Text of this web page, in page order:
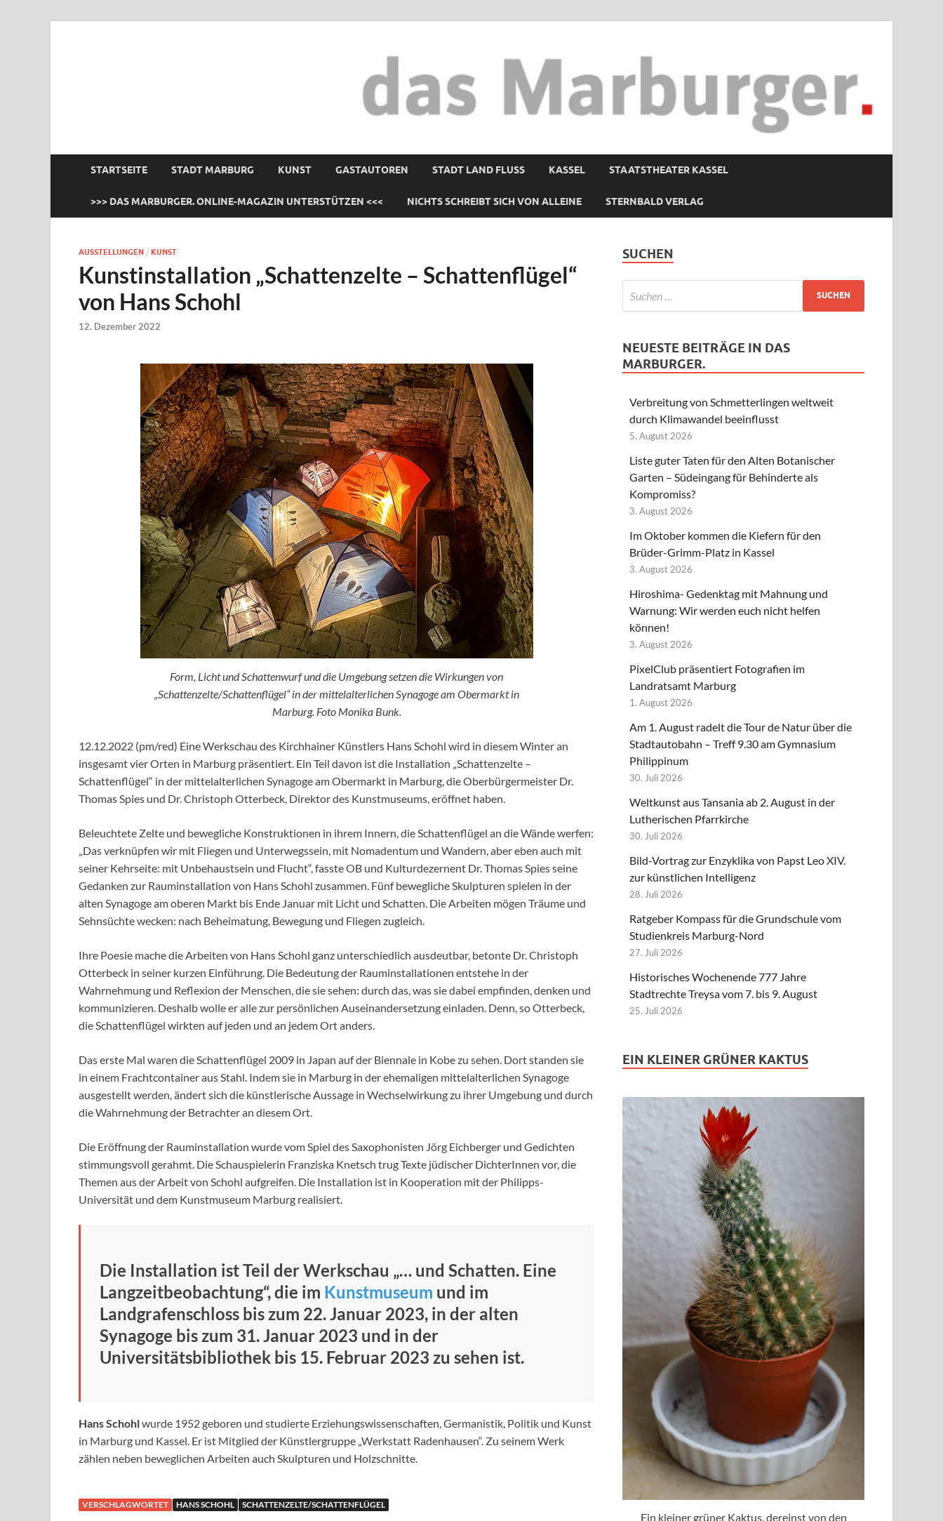
STARTSEITE STADT MARBURG KUNST GASTAUTOREN STADT LAND FLUSS KASSEL STAATSTHEATER KASSEL
>>> DAS MARBURGER. ONLINE-MAGAZIN UNTERSTÜTZEN <<< NICHTS SCHREIBT SICH VON ALLEINE STERNBALD VERLAG
AUSSTELLUNGEN / KUNST
Kunstinstallation „Schattenzelte – Schattenflügel“
von Hans Schohl
12. Dezember 2022
Form, Licht und Schattenwurf und die Umgebung setzen die Wirkungen von
„Schattenzelte/Schattenflügel“ in der mittelalterlichen Synagoge am Obermarkt in
Marburg. Foto Monika Bunk.
12.12.2022 (pm/red) Eine Werkschau des Kirchhainer Künstlers Hans Schohl wird in diesem Winter an
insgesamt vier Orten in Marburg präsentiert. Ein Teil davon ist die Installation „Schattenzelte –
Schattenflügel“ in der mittelalterlichen Synagoge am Obermarkt in Marburg, die Oberbürgermeister Dr.
Thomas Spies und Dr. Christoph Otterbeck, Direktor des Kunstmuseums, eröffnet haben.
Beleuchtete Zelte und bewegliche Konstruktionen in ihrem Innern, die Schattenflügel an die Wände werfen:
„Das verknüpfen wir mit Fliegen und Unterwegssein, mit Nomadentum und Wandern, aber eben auch mit
seiner Kehrseite: mit Unbehaustsein und Flucht“, fasste OB und Kulturdezernent Dr. Thomas Spies seine
Gedanken zur Rauminstallation von Hans Schohl zusammen. Fünf bewegliche Skulpturen spielen in der
alten Synagoge am oberen Markt bis Ende Januar mit Licht und Schatten. Die Arbeiten mögen Träume und
Sehnsüchte wecken: nach Beheimatung, Bewegung und Fliegen zugleich.
Ihre Poesie mache die Arbeiten von Hans Schohl ganz unterschiedlich ausdeutbar, betonte Dr. Christoph
Otterbeck in seiner kurzen Einführung. Die Bedeutung der Rauminstallationen entstehe in der
Wahrnehmung und Reflexion der Menschen, die sie sehen: durch das, was sie dabei empfinden, denken und
kommunizieren. Deshalb wolle er alle zur persönlichen Auseinandersetzung einladen. Denn, so Otterbeck,
die Schattenflügel wirkten auf jeden und an jedem Ort anders.
Das erste Mal waren die Schattenflügel 2009 in Japan auf der Biennale in Kobe zu sehen. Dort standen sie
in einem Frachtcontainer aus Stahl. Indem sie in Marburg in der ehemaligen mittelalterlichen Synagoge
ausgestellt werden, ändert sich die künstlerische Aussage in Wechselwirkung zu ihrer Umgebung und durch
die Wahrnehmung der Betrachter an diesem Ort.
Die Eröffnung der Rauminstallation wurde vom Spiel des Saxophonisten Jörg Eichberger und Gedichten
stimmungsvoll gerahmt. Die Schauspielerin Franziska Knetsch trug Texte jüdischer DichterInnen vor, die
Themen aus der Arbeit von Schohl aufgreifen. Die Installation ist in Kooperation mit der Philipps-
Universität und dem Kunstmuseum Marburg realisiert.
Die Installation ist Teil der Werkschau „… und Schatten. Eine
Langzeitbeobachtung“, die im Kunstmuseum und im
Landgrafenschloss bis zum 22. Januar 2023, in der alten
Synagoge bis zum 31. Januar 2023 und in der
Universitätsbibliothek bis 15. Februar 2023 zu sehen ist.
Hans Schohlwurde 1952 geboren und studierte Erziehungswissenschaften, Germanistik, Politik und Kunst
in Marburg und Kassel. Er ist Mitglied der Künstlergruppe „Werkstatt Radenhausen“. Zu seinem Werk
zählen neben beweglichen Arbeiten auch Skulpturen und Holzschnitte.
VERSCHLAGWORTET HANS SCHOHL SCHATTENZELTE/SCHATTENFLÜGEL
SUCHEN
NEUESTE BEITRÄGE IN DAS
MARBURGER.
Verbreitung von Schmetterlingen weltweit
durch Klimawandel beeinflusst
5. August 2026
Liste guter Taten für den Alten Botanischer
Garten – Südeingang für Behinderte als
Kompromiss?
3. August 2026
Im Oktober kommen die Kiefern für den
Brüder-Grimm-Platz in Kassel
3. August 2026
Hiroshima- Gedenktag mit Mahnung und
Warnung: Wir werden euch nicht helfen
können!
3. August 2026
PixelClub präsentiert Fotografien im
Landratsamt Marburg
1. August 2026
Am 1. August radelt die Tour de Natur über die
Stadtautobahn – Treff 9.30 am Gymnasium
Philippinum
30. Juli 2026
Weltkunst aus Tansania ab 2. August in der
Lutherischen Pfarrkirche
30. Juli 2026
Bild-Vortrag zur Enzyklika von Papst Leo XIV.
zur künstlichen Intelligenz
28. Juli 2026
Ratgeber Kompass für die Grundschule vom
Studienkreis Marburg-Nord
27. Juli 2026
Historisches Wochenende 777 Jahre
Stadtrechte Treysa vom 7. bis 9. August
25. Juli 2026
EIN KLEINER GRÜNER KAKTUS
Ein kleiner grüner Kaktus, dereinst von den